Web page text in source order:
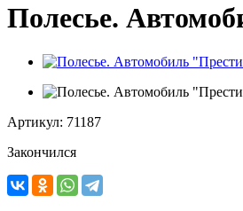
Полесье.
Артикул: 71187
Закончился